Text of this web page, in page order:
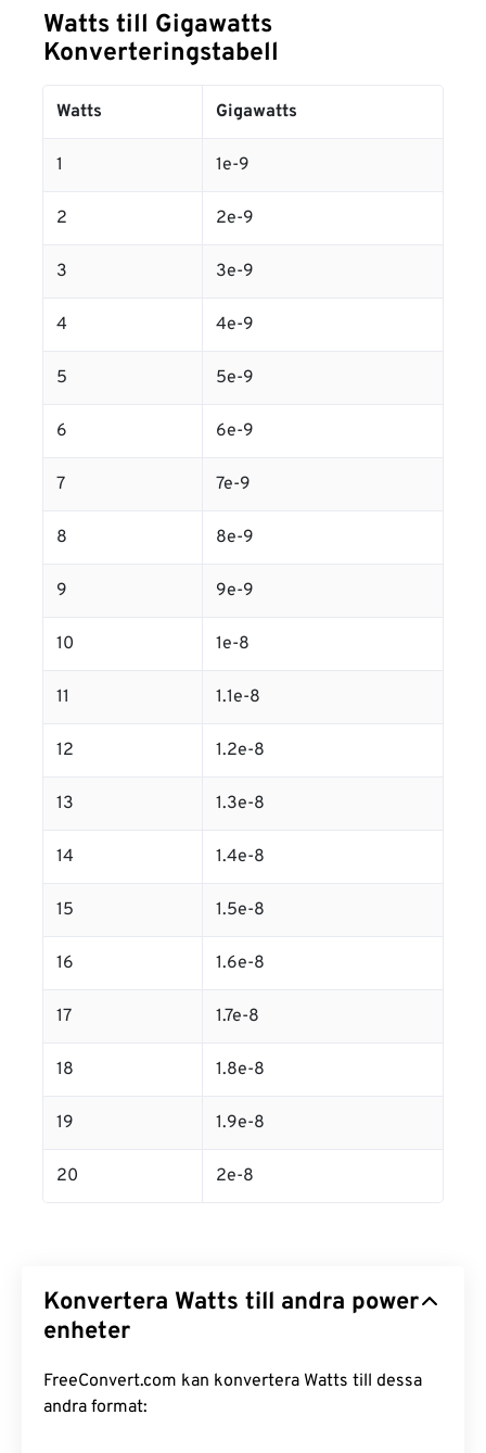
Watts till Gigawatts
Konverteringstabell
Watts Gigawatts
1 1e-9
2 2e-9
3 3e-9
4 4e-9
5 5e-9
6 6e-9
7 7e-9
8 8e-9
9 9e-9
10 1e-8
11 1.1e-8
12 1.2e-8
13 1.3e-8
14 1.4e-8
15 1.5e-8
16 1.6e-8
17 1.7e-8
18 1.8e-8
19 1.9e-8
20 2e-8
Konvertera Watts till andra power
enheter
FreeConvert.com kan konvertera Watts till dessa
andra format: